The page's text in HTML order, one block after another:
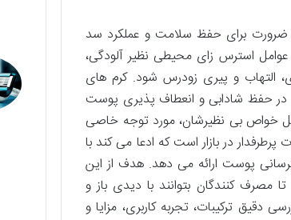
ضرورت برای حفظ سلامت و عملکرد سد
استرس زای محیطی نظیر آلودگی،
التهاب و پیری زودرس شود. کرم های
حفظ شادابی و انعطاف پذیری پوست
خواص بی نظیرشان، مورد توجه خاصی
در بازار است که ادعا می کند با
پوست ارائه می دهد. هدف از این
کنندگان بتوانند با دیدی باز و
دقیق ترکیبات، تجربه کاربری، مزایا و